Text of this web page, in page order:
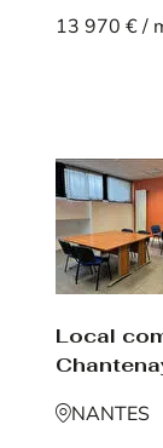
13 970 € /
Local
NANTES